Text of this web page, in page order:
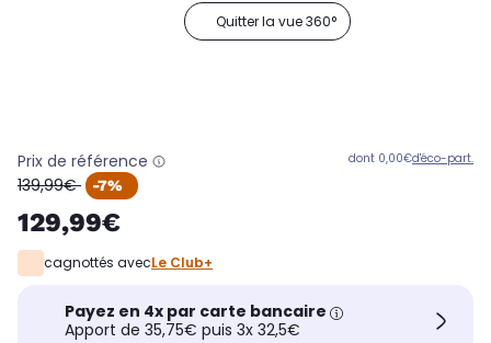
Quitter la vue 360°
Prix de référence
oldPrice
139,99€ -7%
129,99€
dont 0,00€d'éco-part.
cagnottés avecLe Club+
Payez en 4x par carte bancaire
Apport de 35,75€ puis 3x 32,5€